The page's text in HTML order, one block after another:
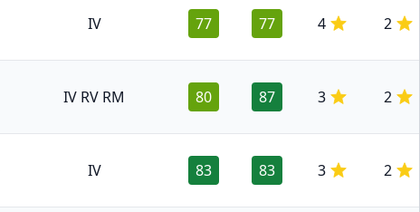
IV 77 77 4 2
IV RV RM 80 87 3 2
IV 83 83 3 2